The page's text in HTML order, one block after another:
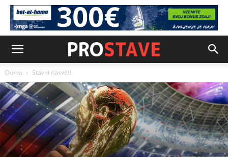
Doma Stavni nasveti